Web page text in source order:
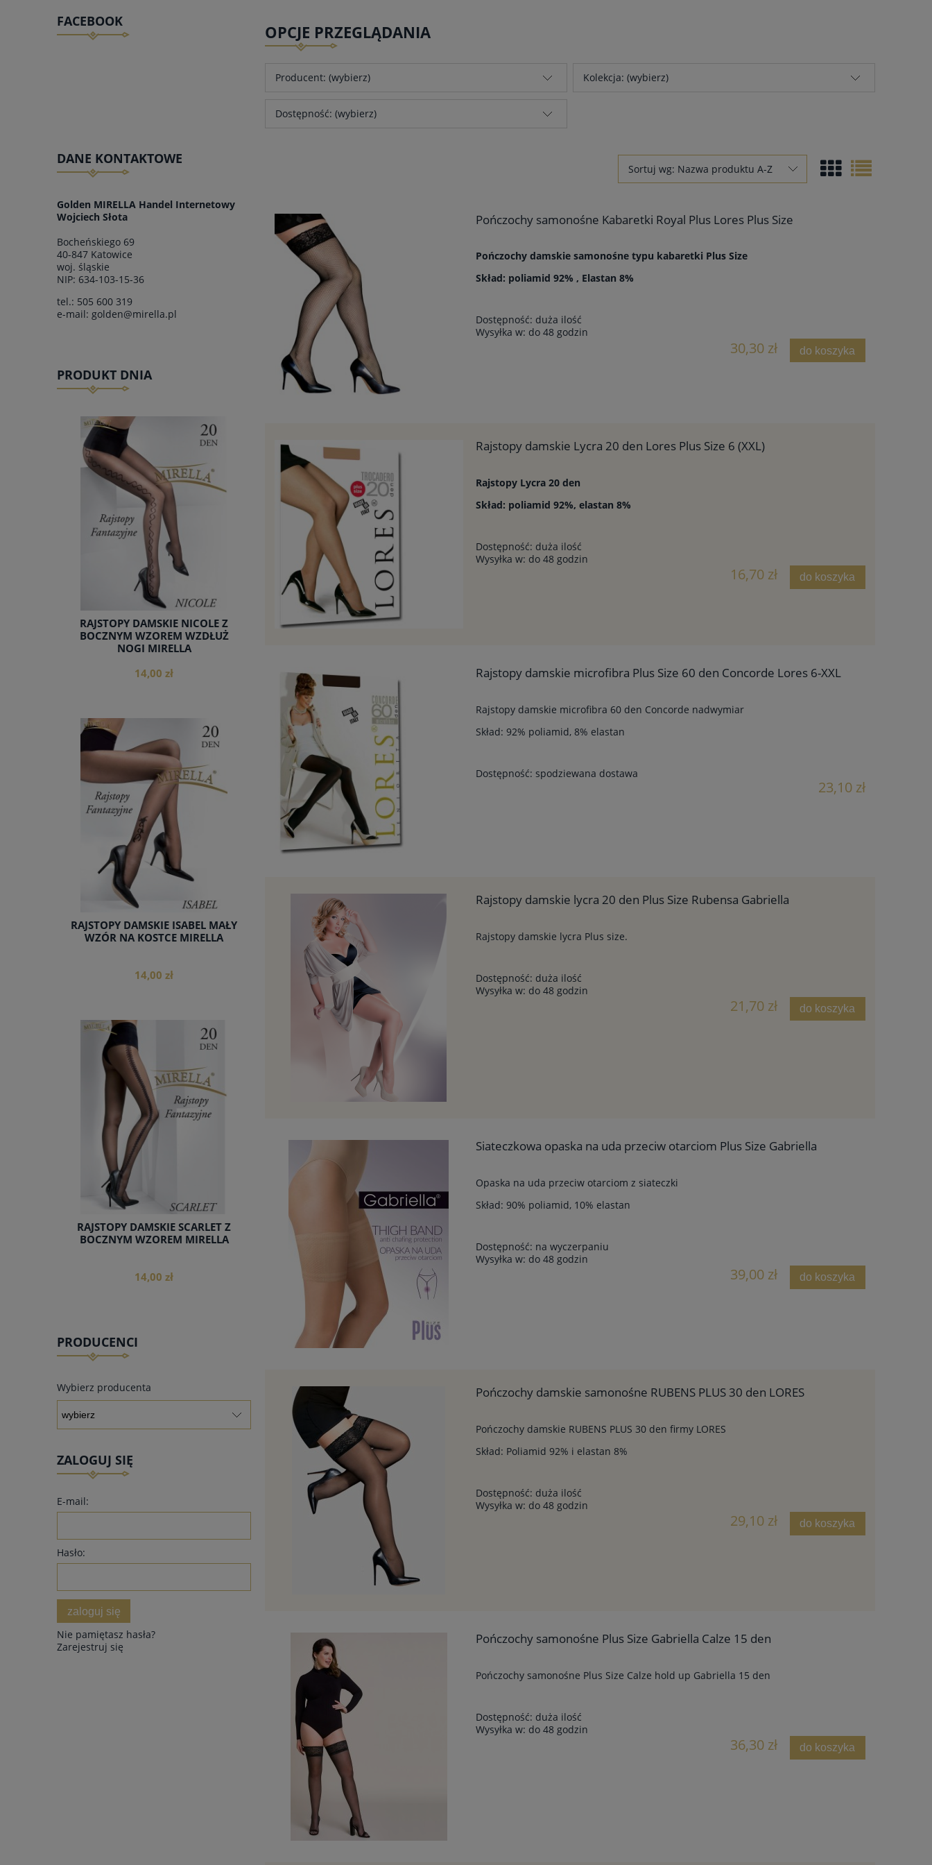
FACEBOOK
DANE KONTAKTOWE
Golden MIRELLA Handel Internetowy
Wojciech Słota
Bocheńskiego 69
40-847 Katowice
woj. śląskie
NIP: 634-103-15-36
tel.: 505 600 319
e-mail: golden@mirella.pl
PRODUKT DNIA
RAJSTOPY DAMSKIE NICOLE Z
BOCZNYM WZOREM WZDŁUŻ
NOGI MIRELLA
14,00 zł
do koszyka
RAJSTOPY DAMSKIE ISABEL MAŁY
WZÓR NA KOSTCE MIRELLA
14,00 zł
do koszyka
RAJSTOPY DAMSKIE SCARLET Z
BOCZNYM WZOREM MIRELLA
14,00 zł
PRODUCENCI
Wybierz producenta
ZALOGUJ SIĘ
E-mail:
Hasło:
zaloguj się
Nie pamiętasz hasła?
Zarejestruj się
OPCJE PRZEGLĄDANIA
Producent: (wybierz) Kolekcja: (wybierz)
Dostępność: (wybierz)
Sortuj wg: Nazwa produktu A-Z
Pończochy samonośne Kabaretki Royal Plus Lores Plus Size
Pończochy damskie samonośne typu kabaretki Plus Size
Skład: poliamid 92% , Elastan 8%
Dostępność: duża ilość
Wysyłka w: do 48 godzin
30,30 zł do koszyka
Rajstopy damskie Lycra 20 den Lores Plus Size 6 (XXL)
Rajstopy Lycra 20 den
Skład: poliamid 92%, elastan 8%
Dostępność: duża ilość
Wysyłka w: do 48 godzin
16,70 zł do koszyka
Rajstopy damskie microfibra Plus Size 60 den Concorde Lores 6-XXL
Rajstopy damskie microfibra 60 den Concorde nadwymiar
Skład: 92% poliamid, 8% elastan
Dostępność: spodziewana dostawa
23,10 zł
Rajstopy damskie lycra 20 den Plus Size Rubensa Gabriella
Rajstopy damskie lycra Plus size.
Dostępność: duża ilość
Wysyłka w: do 48 godzin
21,70 zł do koszyka
Siateczkowa opaska na uda przeciw otarciom Plus Size Gabriella
Opaska na uda przeciw otarciom z siateczki
Skład: 90% poliamid, 10% elastan
Dostępność: na wyczerpaniu
Wysyłka w: do 48 godzin
39,00 zł do koszyka
Pończochy damskie samonośne RUBENS PLUS 30 den LORES
Pończochy damskie RUBENS PLUS 30 den firmy LORES
Skład: Poliamid 92% i elastan 8%
Dostępność: duża ilość
Wysyłka w: do 48 godzin
29,10 zł do koszyka
Pończochy samonośne Plus Size Gabriella Calze 15 den
Pończochy samonośne Plus Size Calze hold up Gabriella 15 den
Dostępność: duża ilość
Wysyłka w: do 48 godzin
36,30 zł do koszyka